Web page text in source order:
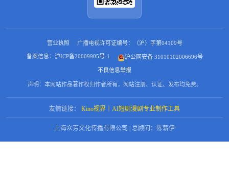
营业执照 广播电视许可证编号：（沪）字第04109号
备案信息：沪ICP备20009905号-1 沪公网安备 31010102006696号
不良信息举报
声明：本网站作品著作权归作者所有，网站注册、认证、发布均免费。
友情链接： Kino视界｜AI短剧漫剧专业制作工具
上海众芳文化传播有限公司 | 总顾问：陈薪伊